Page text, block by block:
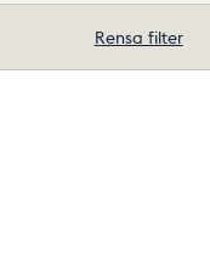
Rensa filter